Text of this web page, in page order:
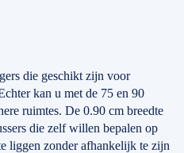
die geschikt zijn voor
kan u met de 75 en 90
ruimtes. De 0.90 cm breedte
die zelf willen bepalen op
liggen zonder afhankelijk te zijn